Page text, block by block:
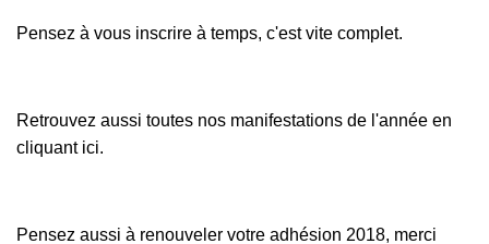
Pensez à vous inscrire à temps, c'est vite complet.
Retrouvez aussi toutes nos manifestations de l'année en
cliquant ici.
Pensez aussi à renouveler votre adhésion 2018, merci